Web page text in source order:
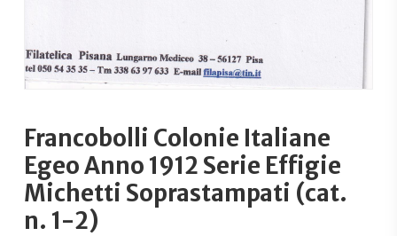
Francobolli Colonie Italiane
Egeo Anno 1912 Serie Effigie
Michetti Soprastampati (cat.
n. 1-2)